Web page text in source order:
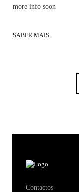
more info soon
SABER MAIS
Contactos